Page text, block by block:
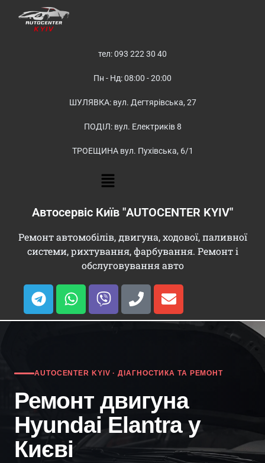
тел: 093 222 30 40
Пн - Нд: 08:00 - 20:00
ШУЛЯВКА: вул. Дегтярівська, 27
ПОДІЛ: вул. Електриків 8
ТРОЕЩИНА вул. Пухівська, 6/1
Автосервіс Київ "AUTOCENTER KYIV"
Ремонт автомобілів, двигуна, ходової, паливної
системи, рихтування, фарбування. Ремонт і
обслуговування авто
AUTOCENTER KYIV · ДІАГНОСТИКА ТА РЕМОНТ
Ремонт двигуна
Hyundai Elantra у
Києві